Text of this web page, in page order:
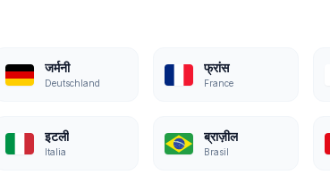
जर्मनी
Deutschland
फ्रांस
France
इटली
Italia
ब्राज़ील
Brasil